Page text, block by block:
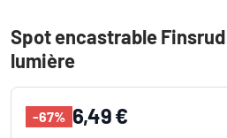
Spot encastrable Finsrud
lumière
-67% 6,49 €